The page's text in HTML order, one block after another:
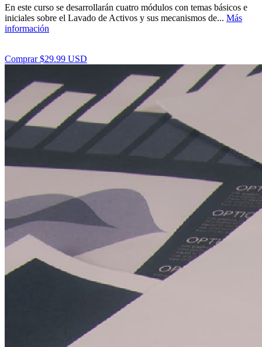
En este curso se desarrollarán cuatro módulos con temas básicos e
iniciales sobre el Lavado de Activos y sus mecanismos de... Más
información
Comprar $29.99 USD